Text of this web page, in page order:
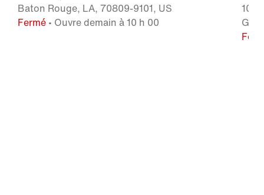
Baton Rouge, LA, 70809-9101, US
Fermé • Ouvre demain à 10 h 00